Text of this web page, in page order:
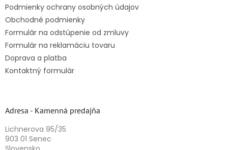
Podmienky ochrany osobných údajov
Obchodné podmienky
Formulár na odstúpenie od zmluvy
Formulár na reklamáciu tovaru
Doprava a platba
Kontaktný formulár
Adresa - Kamenná predajňa
Lichnerova 95/35
903 01 Senec